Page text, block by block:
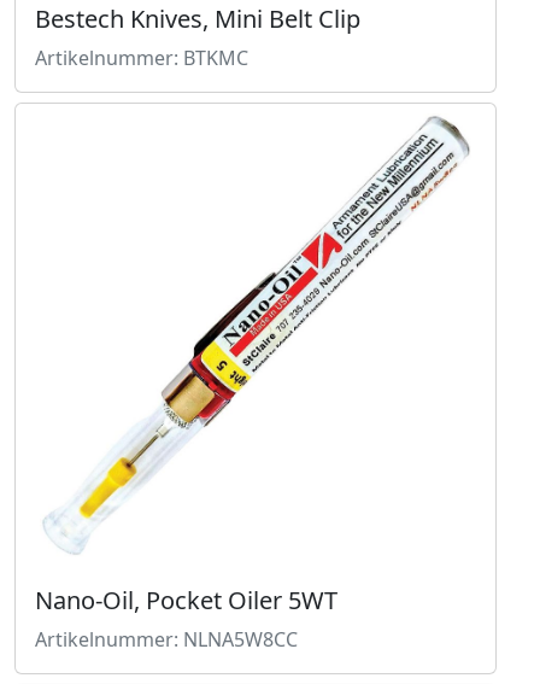
Bestech Knives, Mini Belt Clip
Artikelnummer: BTKMC
Nano-Oil, Pocket Oiler 5WT
Artikelnummer: NLNA5W8CC